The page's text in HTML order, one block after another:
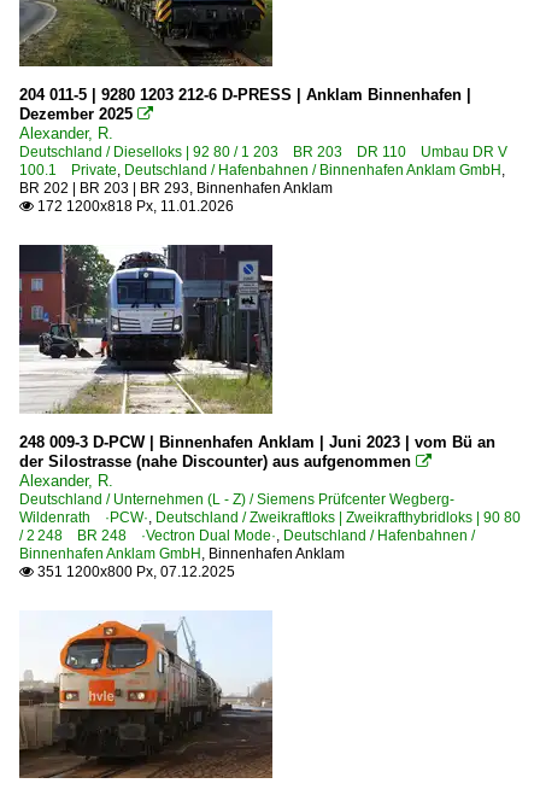
204 011-5 | 9280 1203 212-6 D-PRESS | Anklam Binnenhafen |
Dezember 2025 
Alexander, R.
Deutschland / Dieselloks | 92 80 / 1 203 BR 203 DR 110 Umbau DR V
100.1 Private Deutschland / Hafenbahnen / Binnenhafen Anklam GmbH
BR 202 | BR 203 | BR 293 Binnenhafen Anklam
 172 1200x818 Px, 11.01.2026
248 009-3 D-PCW | Binnenhafen Anklam | Juni 2023 | vom Bü an
der Silostrasse (nahe Discounter) aus aufgenommen 
Alexander, R.
Deutschland / Unternehmen (L - Z) / Siemens Prüfcenter Wegberg-
Wildenrath ·PCW· Deutschland / Zweikraftloks | Zweikrafthybridloks | 90 80
/ 2 248 BR 248 ·Vectron Dual Mode· Deutschland / Hafenbahnen /
Binnenhafen Anklam GmbH Binnenhafen Anklam
 351 1200x800 Px, 07.12.2025